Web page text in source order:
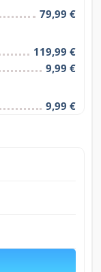
79,99 €
119,99 €
9,99 €
9,99 €